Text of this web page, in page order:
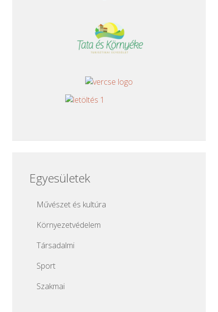
Egyesületek
Művészet és kultúra
Környezetvédelem
Társadalmi
Sport
Szakmai